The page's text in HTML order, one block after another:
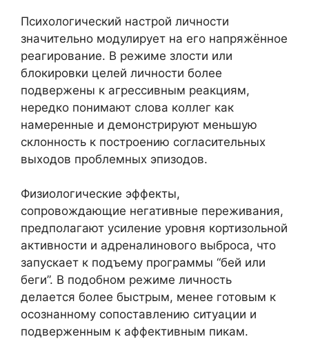
Психологический настрой личности
значительно модулирует на его напряжённое
реагирование. В режиме злости или
блокировки целей личности более
подвержены к агрессивным реакциям,
нередко понимают слова коллег как
намеренные и демонстрируют меньшую
склонность к построению согласительных
выходов проблемных эпизодов.
Физиологические эффекты,
сопровождающие негативные переживания,
предполагают усиление уровня кортизольной
активности и адреналинового выброса, что
запускает к подъему программы “бей или
беги”. В подобном режиме личность
делается более быстрым, менее готовым к
осознанному сопоставлению ситуации и
подверженным к аффективным пикам.